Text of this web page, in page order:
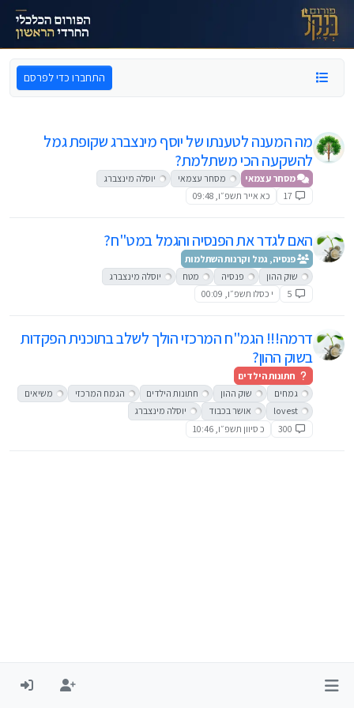
דילוג לתוכן
התחברו כדי לפרסם
מה המענה לטענתו של יוסף מינצברג שקופת גמל
להשקעה הכי משתלמת?
מסחר עצמאי מסחר עצמאי
יוסלה מינצברג
17
כא אייר תשפ״ו, 09:48
האם לגדר את הפנסיה והגמל במט"ח?
פנסיה, גמל וקרנות השתלמות
שוק ההון
פנסיה מטח
יוסלה מינצברג
5
י כסלו תשפ״ו, 00:09
דרמה!!! הגמ"ח המרכזי הולך לשלב בתוכנית הפקדות
בשוק ההון?
חתונות הילדים
גמחים
שוק ההון חתונות הילדים הגמח המרכזי
משיאים
lovest
אושר בכבוד
יוסלה מינצברג
300
כ סיוון תשפ״ו, 10:46